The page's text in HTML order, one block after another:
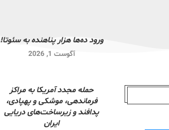
ورود ده‌ها هزار پناهنده به سئوتا!
آگوست 1, 2026
حمله مجدد آمریکا به مراکز
فرماندهی، موشکی و پهپادی،
پدافند و زیرساخت‌های دریایی
ایران